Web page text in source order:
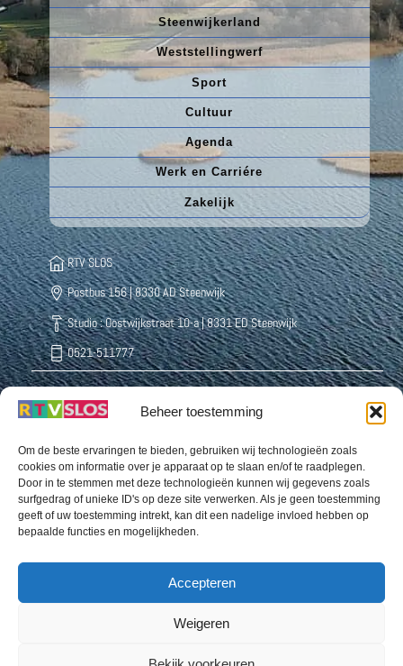
Beheer toestemming
Om de beste ervaringen te bieden, gebruiken wij technologieën zoals
cookies om informatie over je apparaat op te slaan en/of te raadplegen.
Door in te stemmen met deze technologieën kunnen wij gegevens zoals
surfgedrag of unieke ID's op deze site verwerken. Als je geen toestemming
geeft of uw toestemming intrekt, kan dit een nadelige invloed hebben op
bepaalde functies en mogelijkheden.
Accepteren
Weigeren
Steenwijkerland
Weststellingwerf
Sport
Cultuur
Agenda
Werk en Carriére
Zakelijk
RTV SLOS
Postbus 156 | 8330 AD Steenwijk
Studio : Oostwijkstraat 10-a | 8331 ED Steenwijk
0521-511777
Radio Weststellingwerf Centraal
Buurthuisstraat 5 8391 CD Noordwolde
0561-432222
Snellingerdijk 39 | 8431 EJ Oosterwolde
0516-520770 (b.g.g.: 06 8232 0148)